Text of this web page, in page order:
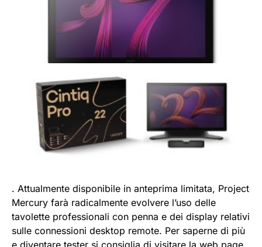
. Attualmente disponibile in anteprima limitata, Project
Mercury farà radicalmente evolvere l’uso delle
tavolette professionali con penna e dei display relativi
sulle connessioni desktop remote. Per saperne di più
e diventare tester si consiglia di visitare la web page